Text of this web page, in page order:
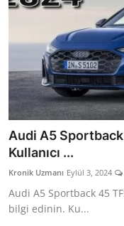
Audi A5
Kullanıcı ...
Kronik Uzmanı Eylül 3, 2024
Audi A5 Sportback 45
bilgi edinin. Ku...